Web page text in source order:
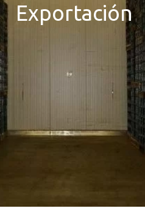
Exportación